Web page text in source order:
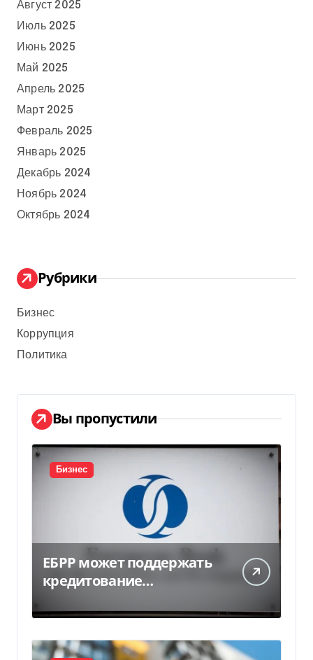
Август 2025
Июль 2025
Июнь 2025
Май 2025
Апрель 2025
Март 2025
Февраль 2025
Январь 2025
Декабрь 2024
Ноябрь 2024
Октябрь 2024
Рубрики
Бизнес
Коррупция
Политика
Вы пропустили
Бизнес
ЕБРР может поддержать
кредитование
300 млн евро — Delo.ua